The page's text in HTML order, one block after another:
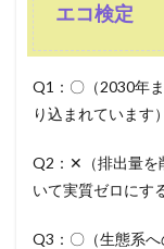
エコ検定
Q1：〇（2030年
り込まれています）
Q2：✕（排出量を
いて実質ゼロにす
Q3：〇（生態系へ